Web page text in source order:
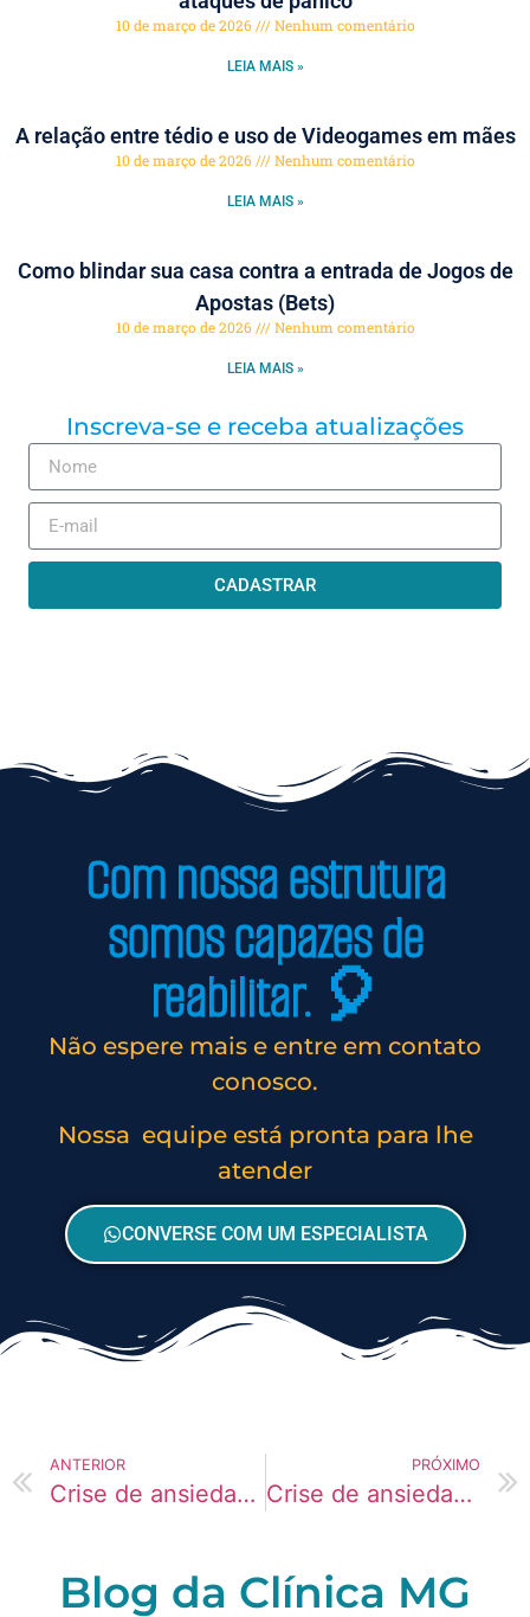
10 de março de 2026 Nenhum comentário
LEIA MAIS »
A relação entre tédio e uso de Videogames em mães
10 de março de 2026 Nenhum comentário
LEIA MAIS »
Como blindar sua casa contra a entrada de Jogos de
Apostas (Bets)
10 de março de 2026 Nenhum comentário
LEIA MAIS »
Inscreva-se e receba atualizações
CADASTRAR
Com nossa estrutura
somos capazes de
reabilitar. 🎈
Não espere mais e entre em contato
conosco.
Nossa equipe está pronta para lhe
atender
CONVERSE COM UM ESPECIALISTA
ANTERIOR
Crise de ansiedade induzida pelo uso de drogas
PRÓXIMO
Crise de ansiedade como sinal de agravamento
Blog da Clínica MG